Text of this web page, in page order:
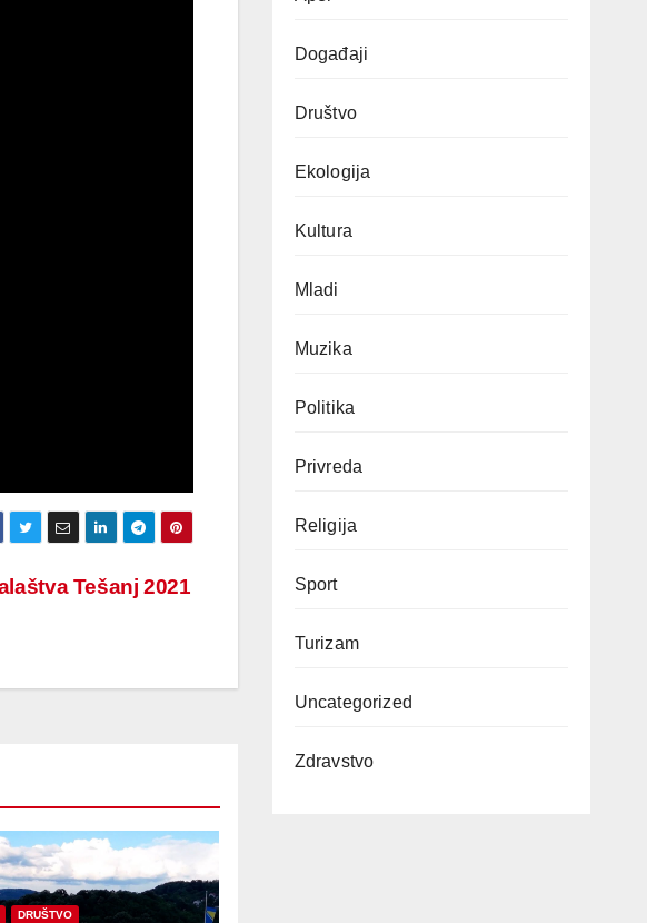
Tešanj 2021
DRUŠTVO
Događaji
Društvo
Ekologija
Kultura
Mladi
Muzika
Politika
Privreda
Religija
Sport
Turizam
Uncategorized
Zdravstvo